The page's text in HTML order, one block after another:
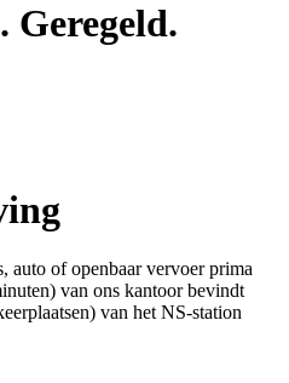
Geregeld.
auto of openbaar vervoer prima
van ons kantoor bevindt
van het NS-station